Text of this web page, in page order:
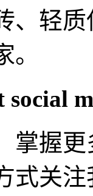
、轻
掌握
式关注